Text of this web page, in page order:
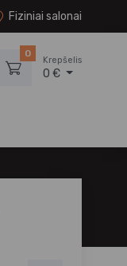
Fiziniai salonai
0
Krepšelis
0 €